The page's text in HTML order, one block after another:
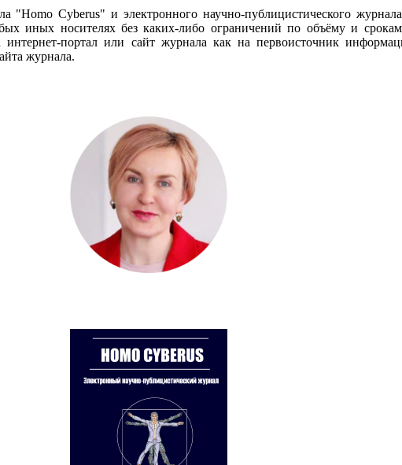
"Homo Cyberus" и электронного научно-публицистического
иных носителях без каких-либо ограничений по объёму и
портал или сайт журнала как на первоисточник
журнала.